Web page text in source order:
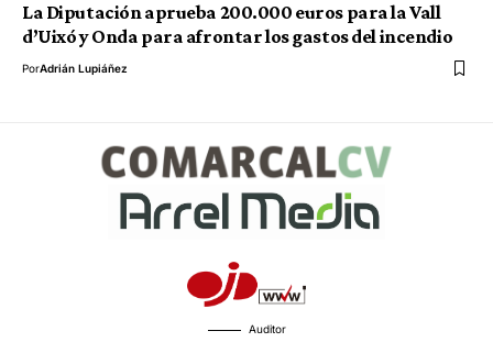
La Diputación aprueba 200.000 euros para la Vall
d’Uixó y Onda para afrontar los gastos del incendio
PorAdrián Lupiáñez
Auditor